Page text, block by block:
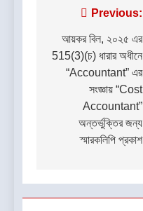
Post
navigation
Previous:
আয়কর বিল, ২০২৫ এর
515(3)(চ) ধারার অধীনে
“Accountant” এর
সংজ্ঞায় “Cost
Accountant”
অন্তর্ভুক্তির জন্য
স্মারকলিপি প্রকাশ